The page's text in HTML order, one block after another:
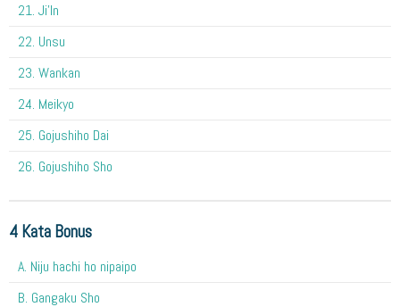
21. Ji'In
22. Unsu
23. Wankan
24. Meikyo
25. Gojushiho Dai
26. Gojushiho Sho
4 Kata Bonus
A. Niju hachi ho nipaipo
B. Gangaku Sho